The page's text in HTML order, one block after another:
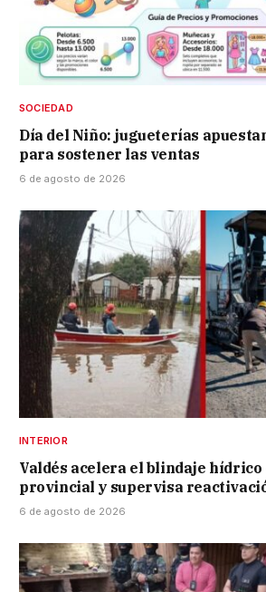
SOCIEDAD
Día del Niño: jugueterías
para sostener las ventas
6 de agosto de 2026
INTERIOR
Valdés acelera el blindaje hídrico
provincial y supervisa
6 de agosto de 2026